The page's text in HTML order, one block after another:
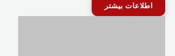
اطلاعات بیشتر